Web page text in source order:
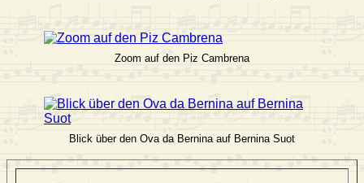
Zoom auf den Piz Cambrena
Blick über den Ova da Bernina auf Bernina Suot